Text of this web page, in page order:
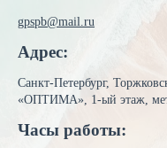
Минимальные
Страны
Туры в Турцию
Наши услуги
gpspb@mail.ru
Адрес:
Санкт-Петербург,
«ОПТИМА», 1-ый этаж,
Часы работы: